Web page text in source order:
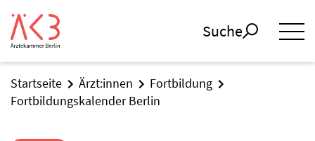
Suche
Startseite Ärzt:innen
Fortbildung
Fortbildungskalender Berlin